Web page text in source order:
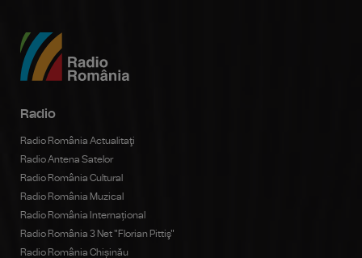
Radio
Radio România Actualitaţi
Radio Antena Satelor
Radio România Cultural
Radio România Muzical
Radio România Internațional
Radio România 3 Net "Florian Pittiş"
Radio România Chișinău